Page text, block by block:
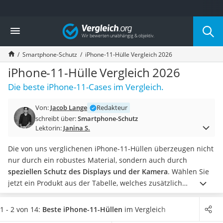
Die beliebtesten Vergleiche nach Kategorie
Elektronik
Powerstation
Monitor 32 Zoll 4K
Fernseher
Drucker
Desktop-PC
Diascanner
Laser-Multifunktionsdrucker
Powerstation mit Solarpanel
Gaming-PC
Soundbar
17-Zoll-Laptop
Satellitenschüssel
Gaming-Headset
Vergleich
Smartphone-Schutz iPhone-11-Hülle Vergleich 2026
iPhone-11-Hülle Vergleich 2026
Die beste iPhone-11-Cases im Vergleich.
Von: Jacob Lange
Redakteur
schreibt über:Smartphone-Schutz
Lektorin: Janina S.
Die von uns verglichenen iPhone-11-Hüllen überzeugen nicht
nur durch ein robustes Material, sondern auch durch
speziellen Schutz des Displays und der Kamera. Wählen Sie
jetzt ein Produkt aus der Tabelle, welches zusätzlich
Eckstoßdämpfer besitzt, damit Ihr Handy keinen Schaden
nimmt. In vielen Tests im Internet wurden vor allem der Anti-
1 - 2 von 14: Beste iPhone-11-Hüllen im Vergleich